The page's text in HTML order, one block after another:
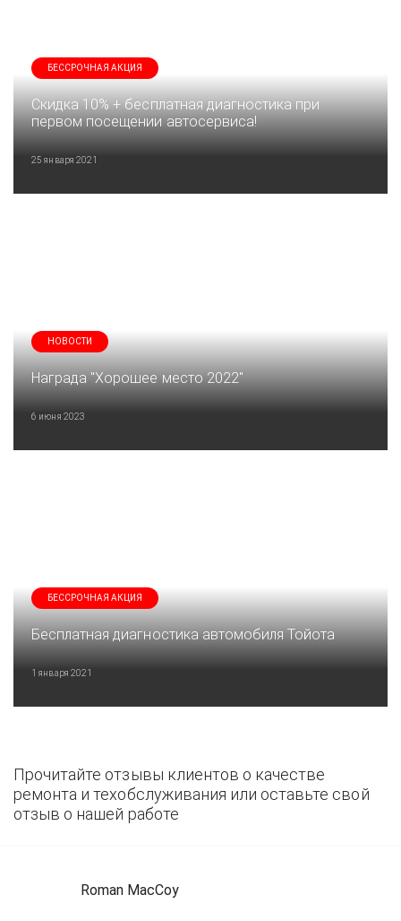
БЕССРОЧНАЯ АКЦИЯ
Скидка 10% + бесплатная диагностика при
первом посещении автосервиса!
25 января 2021
НОВОСТИ
Награда "Хорошее место 2022"
6 июня 2023
БЕССРОЧНАЯ АКЦИЯ
Бесплатная диагностика автомобиля Тойота
1 января 2021
Прочитайте отзывы клиентов о качестве
ремонта и техобслуживания или оставьте свой
отзыв о нашей работе
Roman MacCoy